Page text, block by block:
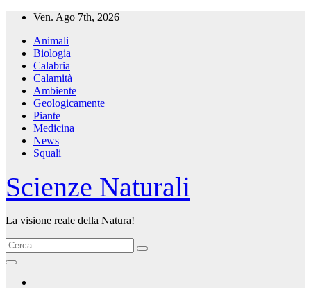
Salta
contenuto
Ven. Ago 7th, 2026
Animali
Biologia
Calabria
Calamità
Ambiente
Geologicamente
Piante
Medicina
News
Squali
Scienze Naturali
La visione reale della Natura!